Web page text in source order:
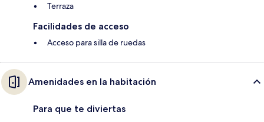
Terraza
Facilidades de acceso
Acceso para silla de ruedas
Amenidades en la habitación
Para que te diviertas